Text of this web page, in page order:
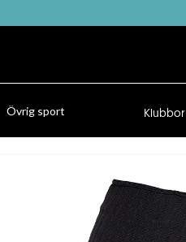
Övrig sport Klubbor